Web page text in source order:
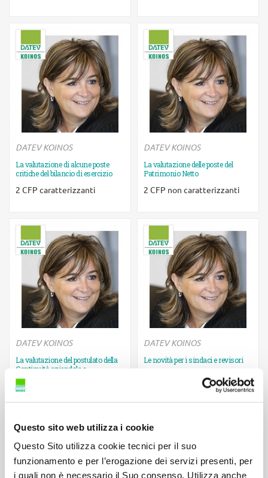
Questo sito web utilizza i cookie
Questo Sito utilizza cookie tecnici per il suo
funzionamento e per l’erogazione dei servizi presenti, per
i quali non è necessario il Suo consenso. Utilizza anche
DATEV KOINOS
La valutazione di alcune poste
critiche del bilancio di esercizio
2 CFP caratterizzanti
Ulteriori informazioni
DATEV KOINOS
La valutazione delle poste del
Patrimonio Netto
2 CFP non caratterizzanti
Ulteriori informazioni
DATEV KOINOS
La valutazione del postulato della
Continuità aziendale e
l’informativa...
2 CFP non caratterizzanti
DATEV KOINOS
Le novità per i sindaci e revisori
2 CFP caratterizzanti
Ulteriori informazioni